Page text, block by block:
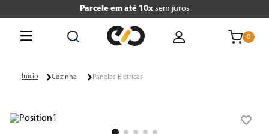
Parcele em até 10xsem juros
0
Cozinha Panelas Elétricas